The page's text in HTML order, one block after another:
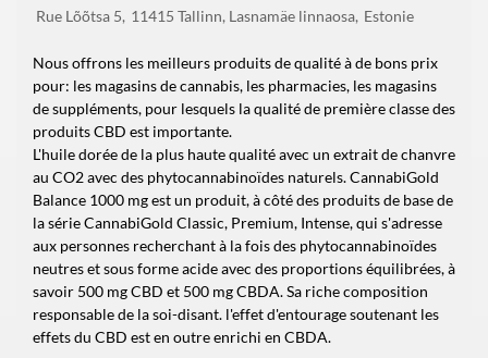
Rue Lõõtsa 5 11415 Tallinn, Lasnamäe linnaosa Estonie
Nous offrons les meilleurs produits de qualité à de bons prix
pour: les magasins de cannabis, les pharmacies, les magasins
de suppléments, pour lesquels la qualité de première classe des
produits CBD est importante.
L'huile dorée de la plus haute qualité avec un extrait de chanvre
au CO2 avec des phytocannabinoïdes naturels. CannabiGold
Balance 1000 mg est un produit, à côté des produits de base de
la série CannabiGold Classic, Premium, Intense, qui s'adresse
aux personnes recherchant à la fois des phytocannabinoïdes
neutres et sous forme acide avec des proportions équilibrées, à
savoir 500 mg CBD et 500 mg CBDA. Sa riche composition
responsable de la soi-disant. l'effet d'entourage soutenant les
effets du CBD est en outre enrichi en CBDA.